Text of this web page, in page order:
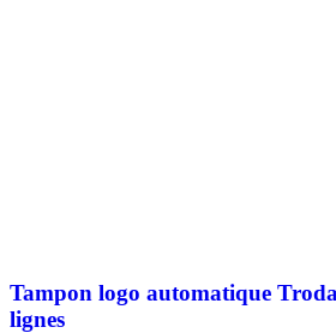
Tampon logo automatique
lignes